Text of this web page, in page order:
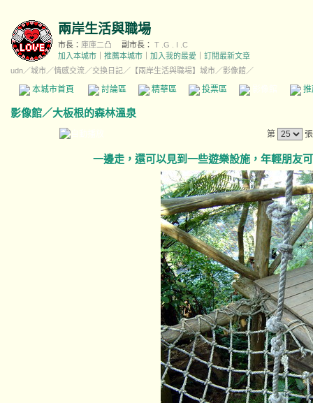
兩岸生活與職場
市長： 庫庫二凸 副市長： T .G . I .C
加入本城市
推薦本城市 加入我的最愛
訂閱最新文章
udn／城市／情感交流／交換日記／ 【兩岸生活與職場】城市／影像館／
本城市首頁 討論區 精華區 投票區 影像館
影像館／大板根的森林溫泉
第
一邊走，還可以見到一些遊樂設施，年輕朋友